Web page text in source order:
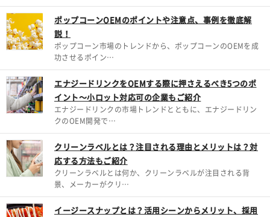
ポップコーンOEMのポイントや注意点、事例を徹底解
説！
ポップコーン市場のトレンドから、ポップコーンのOEMを成
功させるポイン…
エナジードリンクをOEMする際に押さえるべき5つのポ
イント～小ロット対応可の企業もご紹介
エナジードリンクの市場トレンドとともに、エナジードリン
クのOEM開発で…
クリーンラベルとは？注目される理由とメリットは？対
応する方法もご紹介
クリーンラベルとは何か、クリーンラベルが注目される背
景、メーカーがクリ…
イージースナップとは？活用シーンからメリット、採用